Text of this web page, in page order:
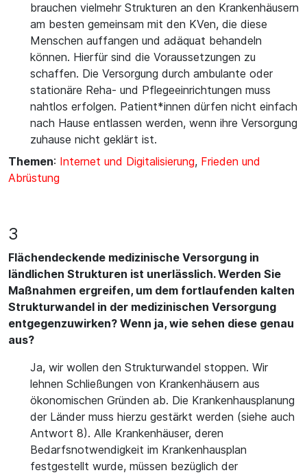
brauchen vielmehr Strukturen an den Krankenhäusern
am besten gemeinsam mit den KVen, die diese
Menschen auffangen und adäquat behandeln
können. Hierfür sind die Voraussetzungen zu
schaffen. Die Versorgung durch ambulante oder
stationäre Reha- und Pflegeeinrichtungen muss
nahtlos erfolgen. Patient*innen dürfen nicht einfach
nach Hause entlassen werden, wenn ihre Versorgung
zuhause nicht geklärt ist.
Themen: Internet und Digitalisierung, Frieden und
Abrüstung
3
Flächendeckende medizinische Versorgung in
ländlichen Strukturen ist unerlässlich. Werden Sie
Maßnahmen ergreifen, um dem fortlaufenden kalten
Strukturwandel in der medizinischen Versorgung
entgegenzuwirken? Wenn ja, wie sehen diese genau
aus?
Ja, wir wollen den Strukturwandel stoppen. Wir
lehnen Schließungen von Krankenhäusern aus
ökonomischen Gründen ab. Die Krankenhausplanung
der Länder muss hierzu gestärkt werden (siehe auch
Antwort 8). Alle Krankenhäuser, deren
Bedarfsnotwendigkeit im Krankenhausplan
festgestellt wurde, müssen bezüglich der